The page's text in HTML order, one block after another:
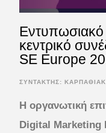
κεντρικό
SE Europe
ΣΥΝΤΆΚΤΗΣ:
Η οργανωτική
Digital Marketing